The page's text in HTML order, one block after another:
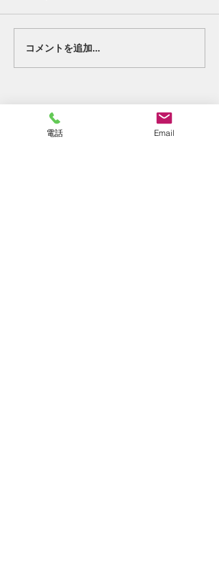
好転反応②。
コメントを追加…
電話 Email